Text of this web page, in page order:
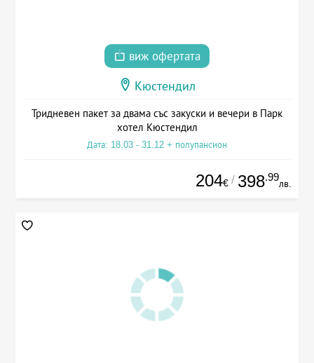
виж офертата
Кюстендил
Тридневен пакет за двама със закуски и вечери в Парк
хотел Кюстендил
Дата: 18.03 - 31.12 + полупансион
204€ / 398.99
лв.